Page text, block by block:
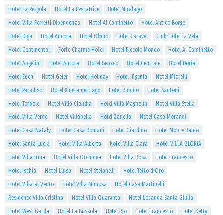
Hotel La Pergola
Hotel La Pescatrice
Hotel Miralago
Hotel Villa Ferretti Dipendenza
Hotel Al Caminetto
Hotel Antico Borgo
Hotel Diga
Hotel Ancora Hotel Olfino Hotel Caravel
Club Hotel la Vela
Hotel Continental
Forte Charme Hotel Hotel Piccolo Mondo
Hotel Al Caminetto
Hotel Angelini
Hotel Aurora Hotel Benaco Hotel Centrale
Hotel Doria
Hotel Eden
Hotel Geier Hotel Holiday Hotel Ifigenia
Hotel Miorelli
Hotel Paradiso
Hotel Pineta del Lago Hotel Rubino
Hotel Santoni
Hotel Torbole
Hotel Villa Claudia Hotel Villa Magnolia
Hotel Villa Stella
Hotel Villa Verde
Hotel Villabella Hotel Zanella
Hotel Casa Morandi
Hotel Casa Nataly
Hotel Casa Romani Hotel Giardino
Hotel Monte Baldo
Hotel Santa Lucia
Hotel Villa Alberta Hotel Villa Clara
Hotel VILLA GLORIA
Hotel Villa Irma
Hotel Villa Orchidea Hotel Villa Rosa
Hotel Francesco
Hotel Ischia
Hotel Luisa Hotel Stefanelli
Hotel Tetto d'Oro
Hotel Villa al Vento
Hotel Villa Mimosa
Hotel Casa Martinelli
Residence Villa Cristina
Hotel Villa Quaranta
Hotel Locanda Santa Giulia
Hotel West Garda
Hotel La Bussola Hotel Rio Hotel Francesco
Hotel Ketty